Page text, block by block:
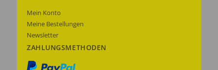
Mein Konto
Meine Bestellungen
Newsletter
ZAHLUNGSMETHODEN